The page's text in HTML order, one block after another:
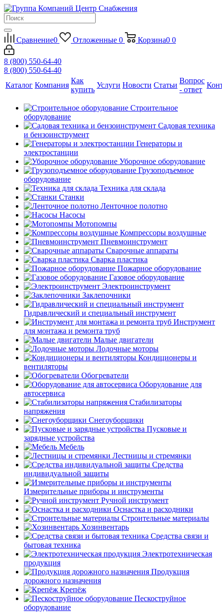
Сравнение0 Отложенные 0 Корзина0 0
8 (800) 550-64-40
8 (800) 550-64-40
Каталог Компания
Как
купить
Услуги Новости Статьи
Вопрос
- ответ
Строительное
оборудование
Садовая техника
и бензоинструмент
Генераторы и
электростанции
Уборочное оборудование
Грузоподъемное
оборудование
Техника для склада
Станки
Ленточное полотно
Насосы
Мотопомпы
Компрессоры воздушные
Пневмоинструмент
Сварочные аппараты
Сварка пластика
Пожарное оборудование
Газовое оборудование
Электроинструмент
Заклепочники
Гидравлический и специальный инструмент
Инструмент
для монтажа и ремонта труб
Малые двигатели
Лодочные моторы
Кондиционеры и
вентиляторы
Обогреватели
Оборудование для
автосервиса
Стабилизаторы
напряжения
Снегоуборщики
Пусковые и
зарядные устройства
Мебель
Лестницы и стремянки
Средства
индивидуальной защиты
Измерительные приборы и инструменты
Ручной инструмент
Оснастка и расходники
Строительные материалы
Хозинвентарь
Средства связи и
бытовая техника
Электротехническая
продукция
Продукция
дорожного назначения
Крепёж
Пескоструйное
оборудование